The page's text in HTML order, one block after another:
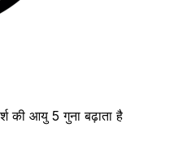
की आयु 5 गुना बढ़ाता है